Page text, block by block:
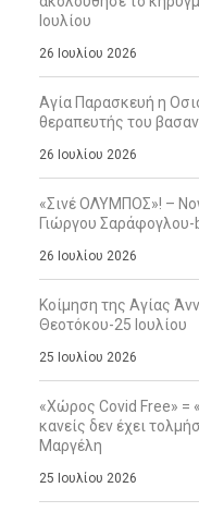
Ιουλίου
26 Ιουλίου 2026
Αγία Παρασκευή η
θεραπευτής του
26 Ιουλίου 2026
«Σινέ ΟΛΥΜΠΟΣ»! –
Γιώργου
26 Ιουλίου 2026
Κοίμηση της Αγίας
Θεοτόκου-25 Ιουλίου
25 Ιουλίου 2026
«Χώρος Covid Free» =
κανείς δεν έχει
Μαργέλη
25 Ιουλίου 2026